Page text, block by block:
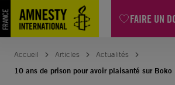
FAIRE UN
Aller
au
contenu
Accueil Articles
Actualités
10 ans de prison pour avoir plaisanté sur Boko